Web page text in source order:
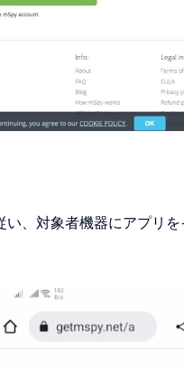
、対象者機器にアプリ